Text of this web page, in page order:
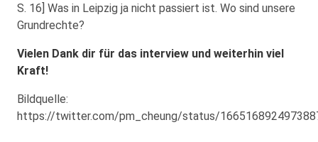
S. 16] Was in Leipzig ja nicht passiert ist. Wo sind unsere
Grundrechte?
Vielen Dank dir für das interview und weiterhin viel
Kraft!
Bildquelle:
https://twitter.com/pm_cheung/status/